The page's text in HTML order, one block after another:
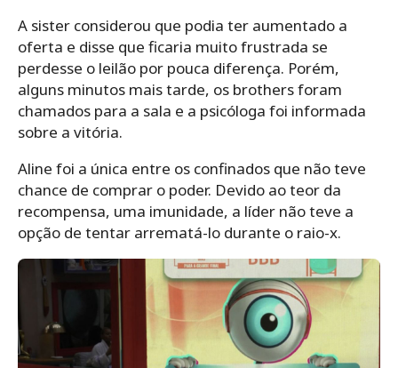
A sister considerou que podia ter aumentado a
oferta e disse que ficaria muito frustrada se
perdesse o leilão por pouca diferença. Porém,
alguns minutos mais tarde, os brothers foram
chamados para a sala e a psicóloga foi informada
sobre a vitória.
Aline foi a única entre os confinados que não teve
chance de comprar o poder. Devido ao teor da
recompensa, uma imunidade, a líder não teve a
opção de tentar arrematá-lo durante o raio-x.